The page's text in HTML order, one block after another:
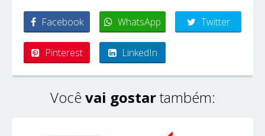
Facebook WhatsApp Twitter
Pinterest LinkedIn
Você vai gostartambém: